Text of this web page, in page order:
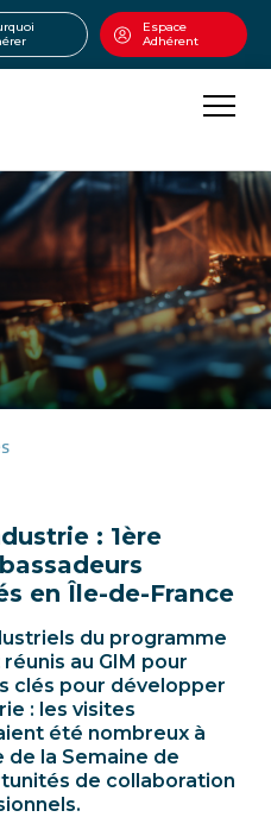
Espace
Adhérent
: 1ère
en Île-de-France
du programme
au GIM pour
clés pour développer
: les visites
été nombreux à
la Semaine de
de collaboration